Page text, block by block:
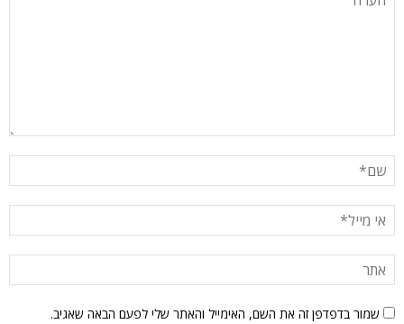
שמור בדפדפן זה את השם, האימייל והאתר שלי לפעם הבאה שאגיב.